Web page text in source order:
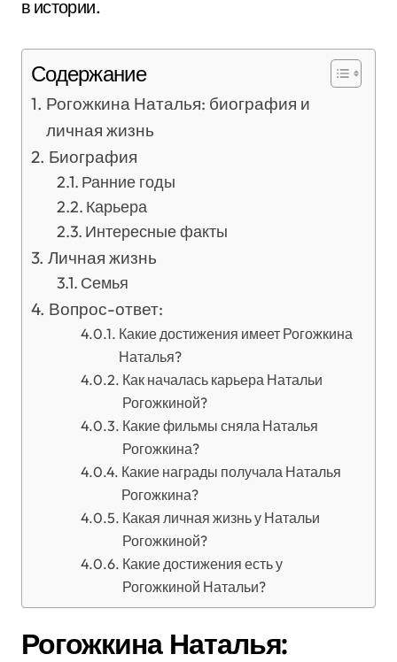
в истории.
Содержание
Рогожкина Наталья: биография и
личная жизнь
Биография
Ранние годы
Карьера
Интересные факты
Личная жизнь
Семья
Вопрос-ответ:
Какие достижения имеет Рогожкина
Наталья?
Как началась карьера Натальи
Рогожкиной?
Какие фильмы сняла Наталья
Рогожкина?
Какие награды получала Наталья
Рогожкина?
Какая личная жизнь у Натальи
Рогожкиной?
Какие достижения есть у
Рогожкиной Натальи?
Рогожкина Наталья: